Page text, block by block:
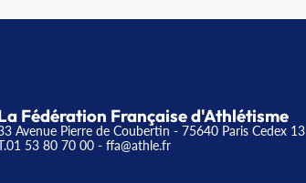
Fédération Française d'Athlétisme
Avenue Pierre de Coubertin - 75640 Paris Cedex 13
53 80 70 00 - ffa@athle.fr